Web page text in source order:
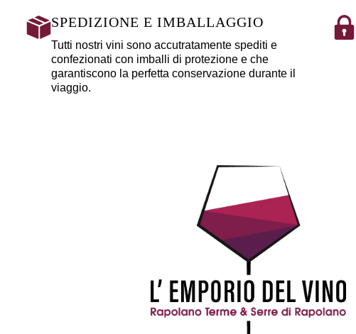
SPEDIZIONE E IMBALLAGGIO
Tutti nostri vini sono accutratamente spediti e
confezionati con imballi di protezione e che
garantiscono la perfetta conservazione durante il
viaggio.